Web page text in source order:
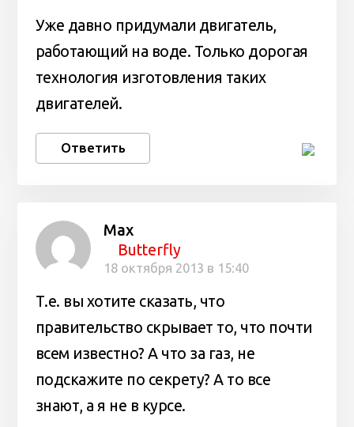
Уже давно придумали двигатель,
работающий на воде. Только дорогая
технология изготовления таких
двигателей.
Ответить
Max
Butterfly
18 октября 2013 в 15:40
Т.е. вы хотите сказать, что
правительство скрывает то, что почти
всем известно? А что за газ, не
подскажите по секрету? А то все
знают, а я не в курсе.